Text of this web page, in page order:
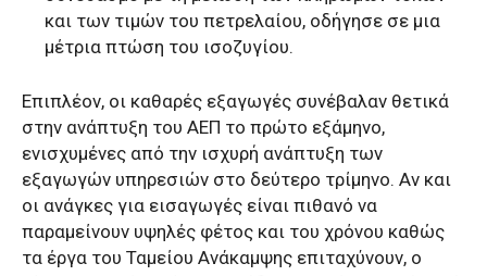
και των τιμών του πετρελαίου, οδήγησε σε μια
μέτρια πτώση του ισοζυγίου.
Επιπλέον, οι καθαρές εξαγωγές συνέβαλαν θετικά
στην ανάπτυξη του ΑΕΠ το πρώτο εξάμηνο,
ενισχυμένες από την ισχυρή ανάπτυξη των
εξαγωγών υπηρεσιών στο δεύτερο τρίμηνο. Αν και
οι ανάγκες για εισαγωγές είναι πιθανό να
παραμείνουν υψηλές φέτος και του χρόνου καθώς
τα έργα του Ταμείου Ανάκαμψης επιταχύνουν, ο